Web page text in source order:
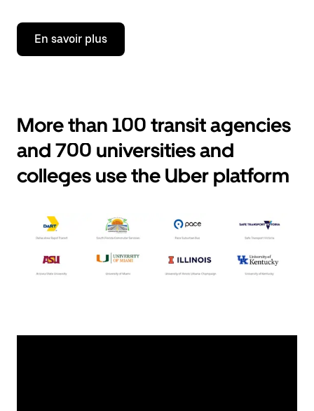
En savoir plus
More than 100 transit agencies
and 700 universities and
colleges use the Uber platform